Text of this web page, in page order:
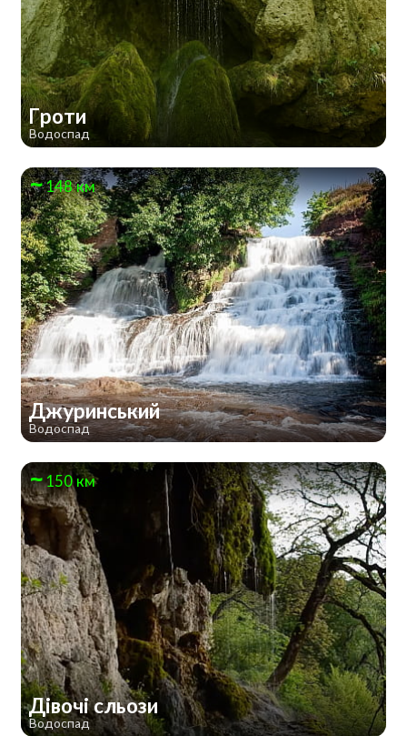
Гроти
Водоспад
148 км
Джуринський
Водоспад
150 км
Дівочі сльози
Водоспад